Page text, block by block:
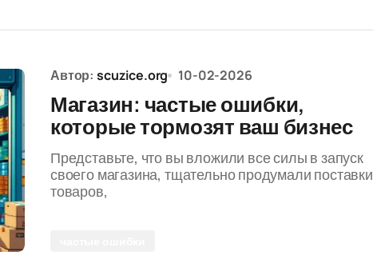
Автор: scuzice.org 10-02-2026
Магазин: частые ошибки,
которые тормозят ваш бизнес
Представьте, что вы вложили все силы в запуск
своего магазина, тщательно продумали поставки
товаров,